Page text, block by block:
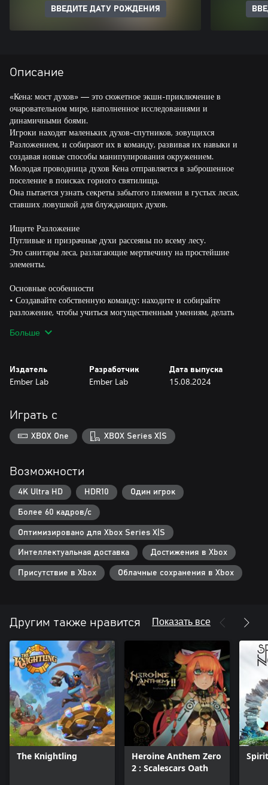
ВВЕДИТЕ ДАТУ РОЖДЕНИЯ
Описание
«Кена: мост духов» — это сюжетное экшн-приключение в
очаровательном мире, наполненное исследованиями и
динамичными боями.
Игроки находят маленьких духов-спутников, зовущихся
Разложением, и собирают их в команду, развивая их навыки и
создавая новые способы манипулирования окружением.
Молодая проводница духов Кена отправляется в заброшенное
поселение в поисках горного святилища.
Она пытается узнать секреты забытого племени в густых лесах,
ставших ловушкой для блуждающих духов.
Ищите Разложение
Пугливые и призрачные духи рассеяны по всему лесу.
Это санитары леса, разлагающие мертвечину на простейшие
элементы.
Основные особенности
• Создавайте собственную команду: находите и собирайте
разложение, чтобы учиться могущественным умениям, делать
• Исследуйте: вас ждет забытое поселение и странное проклятье.
• Динамичные бои: духи испортились, они в ловушках и не
могут уйти из этого мира, потому создают Кене проблемы на
Больше
Издатель
Ember Lab
Разработчик
Ember Lab
Дата выпуска
15.08.2024
Играть с
XBOX One XBOX Series X|S
Возможности
4K Ultra HD HDR10 Один игрок
Более 60 кадров/с
Оптимизировано для Xbox Series X|S
Интеллектуальная доставка Достижения в Xbox
Присутствие в Xbox Облачные сохранения в Xbox
Другим также нравится Показать все
The Knightling
Heroine Anthem Zero
2 : Scalescars Oath